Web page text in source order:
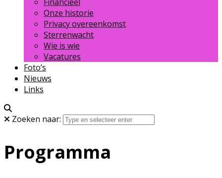
Onze historie
Privacy overeenkomst
Sterrenwacht
Wie is wie
Vacatures
Foto’s
Nieuws
Links
Zoeken naar:
Programma